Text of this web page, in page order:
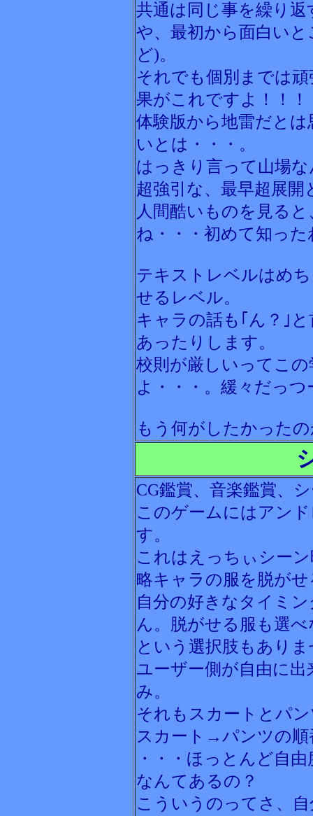
共通は同じ事を繰り
や、最初から面白い
ど)。
それでも個別までは
果がこれですよ！！！
体験版から地雷だと
いとは・・・。
はっきり言って山場
超強引な、最早超展
人間酷いものを見る
ね・・・初めて知った
テキストレベルはめ
せるレベル。
キャラの話も｢ん？｣
あったりします。
校則が厳しいってこ
よ・・・。緩々だっつ
もう何がしたかった
CG鑑賞、音楽鑑賞、
このゲームにはアン
す。
これはえっちぃシー
略キャラの服を脱が
自分の好きなタイミ
ん。脱がせる服も選
という選択肢もあり
ユーザー側が自由に
み。
それもスカートとパ
スカート→パンツの
・・・ほっとんど自
なんてあるの？
こういうのってさ、